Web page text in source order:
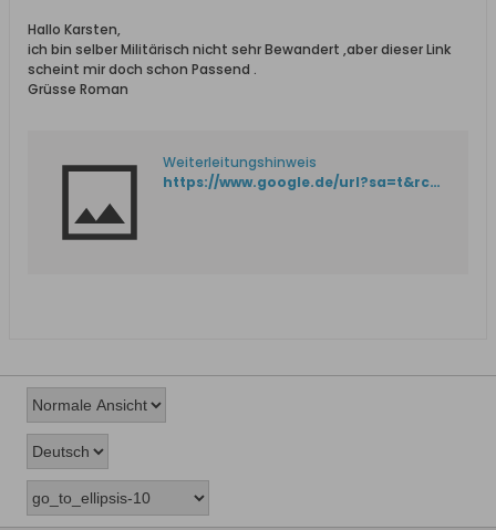
Hallo Karsten,
ich bin selber Militärisch nicht sehr Bewandert ,aber dieser Link
scheint mir doch schon Passend .
Grüsse Roman
Weiterleitungshinweis
https://www.google.de/url?sa=t&rct=j&q=&esrc=s&source=web&cd=1&cad=rja&uact=8&ved=0ahUKEwjV3eXcxJXMAhXLlSwKHfC-BHsQFggfMAA&url=http%3A%2F%2Fhistorisches-marinearchiv.de%2Fprojekte%2Fcrewlisten%2Fww2%2Feingabe.php&usg=AFQjCNFAY1LOKjc0F0y97Xq6oMNTUpaELg